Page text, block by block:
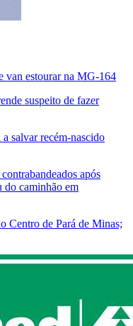
van estourar na MG-164
suspeito de fazer
salvar recém-nascido
após
do caminhão em
Centro de Pará de Minas;